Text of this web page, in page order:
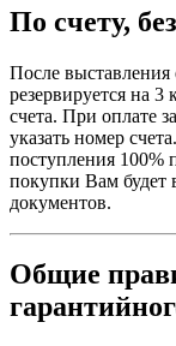
По счету,
После
резервируется на
счета. При оплате
указать номер
поступления 100%
покупки Вам будет
документов.
Общие